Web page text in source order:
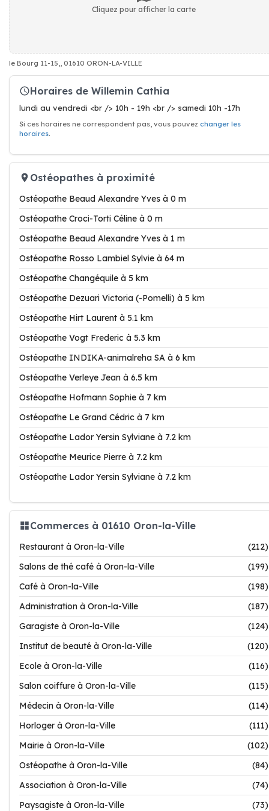
Cliquez pour afficher la carte
le Bourg 11-15,, 01610 ORON-LA-VILLE
Horaires de Willemin Cathia
lundi au vendredi <br /> 10h - 19h <br /> samedi 10h -17h
Si ces horaires ne correspondent pas, vous pouvez changer les
horaires.
Ostéopathes à proximité
Ostéopathe Beaud Alexandre Yves à 0 m
Ostéopathe Croci-Torti Céline à 0 m
Ostéopathe Beaud Alexandre Yves à 1 m
Ostéopathe Rosso Lambiel Sylvie à 64 m
Ostéopathe Changéquile à 5 km
Ostéopathe Dezuari Victoria (-Pomelli) à 5 km
Ostéopathe Hirt Laurent à 5.1 km
Ostéopathe Vogt Frederic à 5.3 km
Ostéopathe INDIKA-animalreha SA à 6 km
Ostéopathe Verleye Jean à 6.5 km
Ostéopathe Hofmann Sophie à 7 km
Ostéopathe Le Grand Cédric à 7 km
Ostéopathe Lador Yersin Sylviane à 7.2 km
Ostéopathe Meurice Pierre à 7.2 km
Ostéopathe Lador Yersin Sylviane à 7.2 km
Commerces à 01610 Oron-la-Ville
Restaurant à Oron-la-Ville
(212)
Salons de thé café à Oron-la-Ville
(199)
Café à Oron-la-Ville
(198)
Administration à Oron-la-Ville
(187)
Garagiste à Oron-la-Ville
(124)
Institut de beauté à Oron-la-Ville
(120)
Ecole à Oron-la-Ville
(116)
Salon coiffure à Oron-la-Ville
(115)
Médecin à Oron-la-Ville
(114)
Horloger à Oron-la-Ville
(111)
Mairie à Oron-la-Ville
(102)
Ostéopathe à Oron-la-Ville
(84)
Association à Oron-la-Ville
(74)
Paysagiste à Oron-la-Ville
(73)